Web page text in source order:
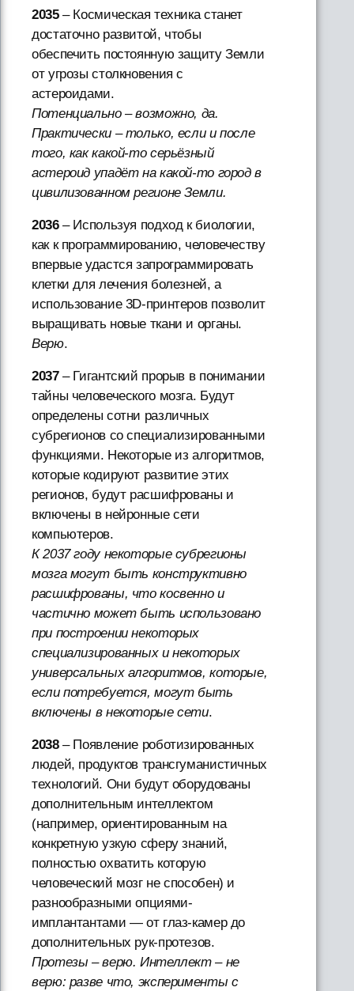
2035– Космическая техника станет
достаточно развитой, чтобы
обеспечить постоянную защиту Земли
от угрозы столкновения с
астероидами.
Потенциально – возможно, да.
Практически – только, если и после
того, как какой-то серьёзный
астероид упадёт на какой-то город в
цивилизованном регионе Земли.
2036– Используя подход к биологии,
как к программированию, человечеству
впервые удастся запрограммировать
клетки для лечения болезней, а
использование 3D-принтеров позволит
выращивать новые ткани и органы.
Верю.
2037– Гигантский прорыв в понимании
тайны человеческого мозга. Будут
определены сотни различных
субрегионов со специализированными
функциями. Некоторые из алгоритмов,
которые кодируют развитие этих
регионов, будут расшифрованы и
включены в нейронные сети
компьютеров.
К 2037 году некоторые субрегионы
мозга могут быть конструктивно
расшифрованы, что косвенно и
частично может быть использовано
при построении некоторых
специализированных и некоторых
универсальных алгоритмов, которые,
если потребуется, могут быть
включены в некоторые сети.
2038– Появление роботизированных
людей, продуктов трансгуманистичных
технологий. Они будут оборудованы
дополнительным интеллектом
(например, ориентированным на
конкретную узкую сферу знаний,
полностью охватить которую
человеческий мозг не способен) и
разнообразными опциями-
имплантантами — от глаз-камер до
дополнительных рук-протезов.
Протезы – верю. Интеллект – не
верю: разве что, эксперименты с